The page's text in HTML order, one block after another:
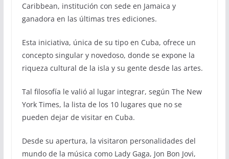
Caribbean, institución con sede en Jamaica y
ganadora en las últimas tres ediciones.
Esta iniciativa, única de su tipo en Cuba, ofrece un
concepto singular y novedoso, donde se expone la
riqueza cultural de la isla y su gente desde las artes.
Tal filosofía le valió al lugar integrar, según The New
York Times, la lista de los 10 lugares que no se
pueden dejar de visitar en Cuba.
Desde su apertura, la visitaron personalidades del
mundo de la música como Lady Gaga, Jon Bon Jovi,